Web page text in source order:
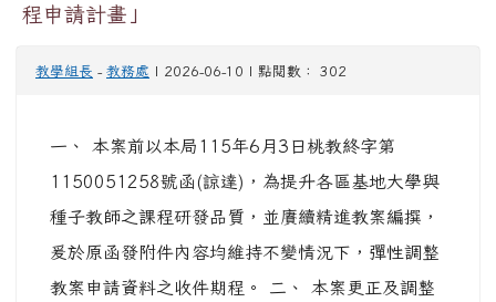
程申請計畫」
教學組長 - 教務處 | 2026-06-10 | 點閱數： 302
一、 本案前以本局115年6月3日桃教終字第
1150051258號函(諒達)，為提升各區基地大學與
種子教師之課程研發品質，並賡續精進教案編撰，
爰於原函發附件內容均維持不變情況下，彈性調整
教案申請資料之收件期程。 二、 本案更正及調整